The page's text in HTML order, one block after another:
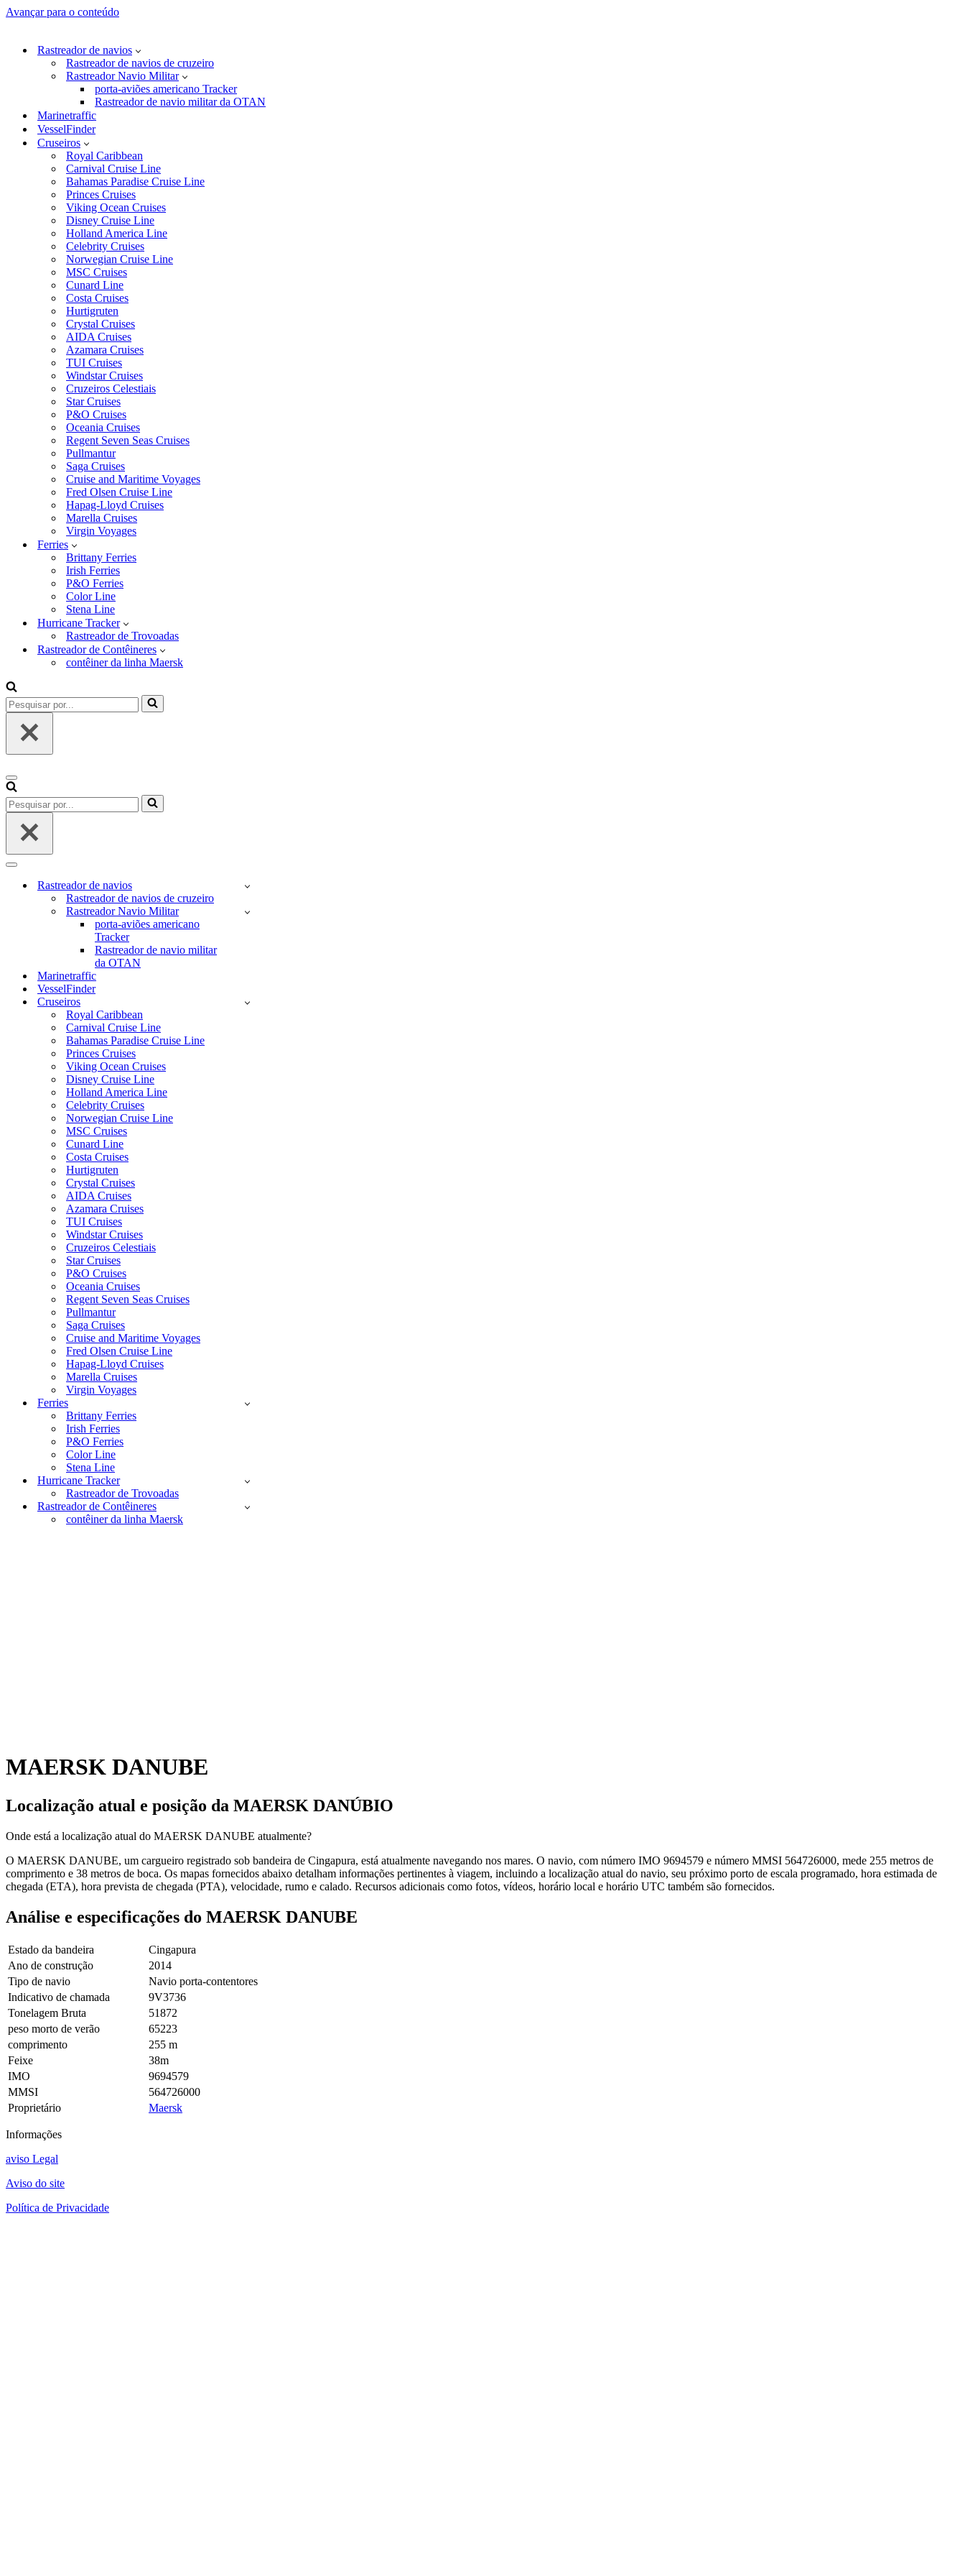
Avançar para o conteúdo
Rastreador de navios
Rastreador de navios de cruzeiro
Rastreador Navio Militar
porta-aviões americano Tracker
Rastreador de navio militar da OTAN
Marinetraffic
VesselFinder
Cruseiros
Royal Caribbean
Carnival Cruise Line
Bahamas Paradise Cruise Line
Princes Cruises
Viking Ocean Cruises
Disney Cruise Line
Holland America Line
Celebrity Cruises
Norwegian Cruise Line
MSC Cruises
Cunard Line
Costa Cruises
Hurtigruten
Crystal Cruises
AIDA Cruises
Azamara Cruises
TUI Cruises
Windstar Cruises
Cruzeiros Celestiais
Star Cruises
P&O Cruises
Oceania Cruises
Regent Seven Seas Cruises
Pullmantur
Saga Cruises
Cruise and Maritime Voyages
Fred Olsen Cruise Line
Hapag-Lloyd Cruises
Marella Cruises
Virgin Voyages
Ferries
Brittany Ferries
Irish Ferries
P&O Ferries
Color Line
Stena Line
Hurricane Tracker
Rastreador de Trovoadas
Rastreador de Contêineres
contêiner da linha Maersk
Pesquisar
por...
Menu
de
navegação
Pesquisar
por...
Menu
navegaçãoRastreador de navios
Rastreador de navios de cruzeiro
Rastreador Navio Militar
porta-aviões americano
Tracker
Rastreador de navio militar
da OTAN
Marinetraffic
VesselFinder
Cruseiros
Royal Caribbean
Carnival Cruise Line
Bahamas Paradise Cruise Line
Princes Cruises
Viking Ocean Cruises
Disney Cruise Line
Holland America Line
Celebrity Cruises
Norwegian Cruise Line
MSC Cruises
Cunard Line
Costa Cruises
Hurtigruten
Crystal Cruises
AIDA Cruises
Azamara Cruises
TUI Cruises
Windstar Cruises
Cruzeiros Celestiais
Star Cruises
P&O Cruises
Oceania Cruises
Regent Seven Seas Cruises
Pullmantur
Saga Cruises
Cruise and Maritime Voyages
Fred Olsen Cruise Line
Hapag-Lloyd Cruises
Marella Cruises
Virgin Voyages
Ferries
Brittany Ferries
Irish Ferries
P&O Ferries
Color Line
Stena Line
Hurricane Tracker
Rastreador de Trovoadas
Rastreador de Contêineres
contêiner da linha Maersk
MAERSK DANUBE
Localização atual e posição da MAERSK DANÚBIO
Onde está a localização atual do MAERSK DANUBE atualmente?
O MAERSK DANUBE, um cargueiro registrado sob bandeira de Cingapura, está atualmente navegando nos mares. O navio, com número IMO 9694579 e número MMSI 564726000, mede 255 metros de
comprimento e 38 metros de boca. Os mapas fornecidos abaixo detalham informações pertinentes à viagem, incluindo a localização atual do navio, seu próximo porto de escala programado, hora estimada de
chegada (ETA), hora prevista de chegada (PTA), velocidade, rumo e calado. Recursos adicionais como fotos, vídeos, horário local e horário UTC também são fornecidos.
Análise e especificações do MAERSK DANUBE
Estado da bandeira
Cingapura
Ano de construção
2014
Tipo de navio
Navio porta-contentores
Indicativo de chamada
9V3736
Tonelagem Bruta
51872
peso morto de verão
65223
comprimento
255 m
Feixe
38m
IMO
9694579
MMSI
564726000
Proprietário
Maersk
Informações
aviso Legal
Aviso do site
Política de Privacidade